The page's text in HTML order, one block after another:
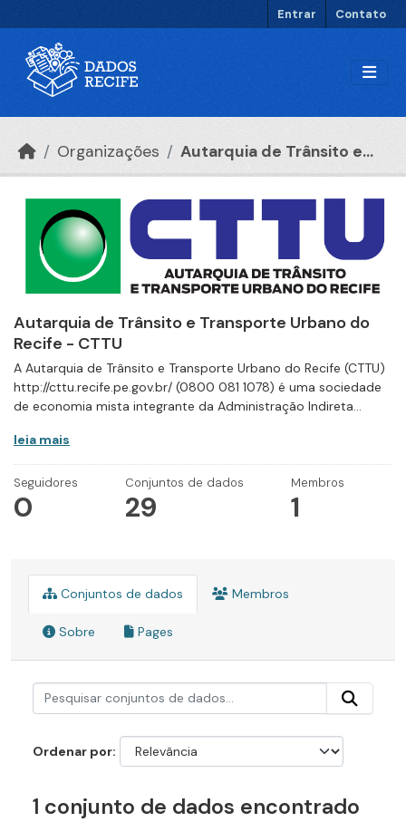
Entrar Contato
Organizações Autarquia de Trânsito e...
Autarquia de Trânsito e Transporte Urbano do
Recife - CTTU
A Autarquia de Trânsito e Transporte Urbano do Recife (CTTU)
http://cttu.recife.pe.gov.br/ (0800 081 1078) é uma sociedade
de economia mista integrante da Administração Indireta...
leia mais
Seguidores
0
Conjuntos de dados
29
Membros
1
Conjuntos de dados Membros
Sobre Pages
Ordenar por
1 conjunto de dados encontrado